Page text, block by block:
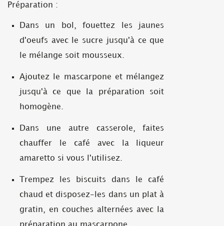
Préparation :
Dans un bol, fouettez les jaunes
d'oeufs avec le sucre jusqu'à ce que
le mélange soit mousseux.
Ajoutez le mascarpone et mélangez
jusqu'à ce que la préparation soit
homogène.
Dans une autre casserole, faites
chauffer le café avec la liqueur
amaretto si vous l'utilisez.
Trempez les biscuits dans le café
chaud et disposez-les dans un plat à
gratin, en couches alternées avec la